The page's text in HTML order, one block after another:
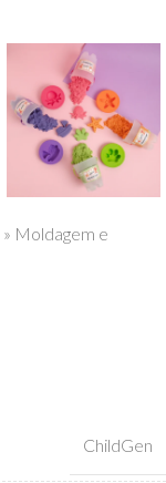
» Moldagem e
ChildGen